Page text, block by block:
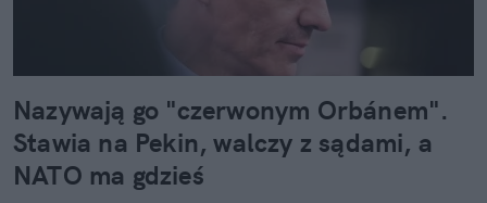
Nazywają go "czerwonym Orbánem".
Stawia na Pekin, walczy z sądami, a
NATO ma gdzieś